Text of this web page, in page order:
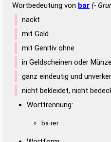
Wortbedeutung von bar (-
nackt
mit Geld
mit Genitiv ohne
in Geldscheinen oder
ganz eindeutig und
nicht bekleidet, nicht
Worttrennung:
ba·rer